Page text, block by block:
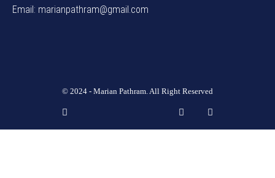
Email: marianpathram@gmail.com
© 2024 - Marian Pathram. All Right Reserved